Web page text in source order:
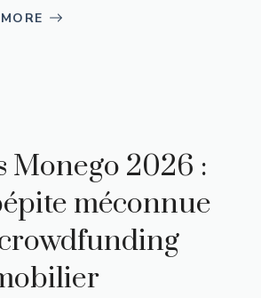
Monego 2026 :
méconnue